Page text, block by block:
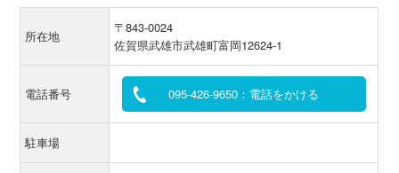
所在地
〒843-0024
佐賀県武雄市武雄町富岡12624-1
電話番号 095-426-9650：電話をかける
駐車場